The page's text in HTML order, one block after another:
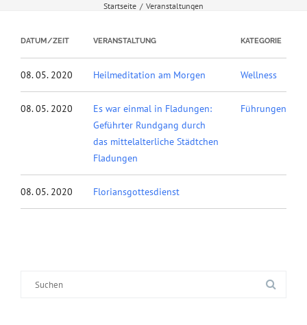
Startseite / Veranstaltungen
DATUM/ZEIT VERANSTALTUNG KATEGORIE
08. 05. 2020 Heilmeditation am Morgen Wellness
08. 05. 2020
Es war einmal in Fladungen:
Geführter Rundgang durch
das mittelalterliche Städtchen
Fladungen
Führungen
08. 05. 2020 Floriansgottesdienst